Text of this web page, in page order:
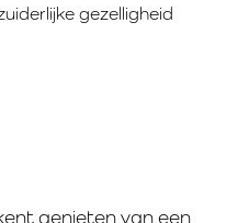
gezelligheid
genieten van een